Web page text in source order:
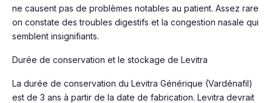
ne causent pas de problèmes notables au patient. Assez rare
on constate des troubles digestifs et la congestion nasale qui
semblent insignifiants.
Durée de conservation et le stockage de Levitra
La durée de conservation du Levitra Générique (Vardénafil)
est de 3 ans à partir de la date de fabrication. Levitra devrait